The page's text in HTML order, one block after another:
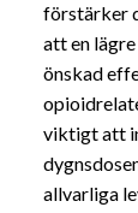
förstärker
att en
önskad
viktigt att
allvarliga